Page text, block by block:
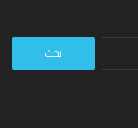
البحث